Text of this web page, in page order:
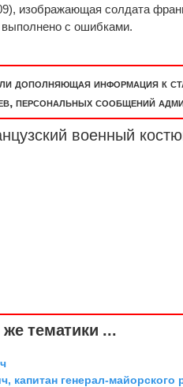
изображающая солдата
с ошибками.
дополняющая информация к
персональных сообщений
военный
тематики ...
капитан генерал-майорского